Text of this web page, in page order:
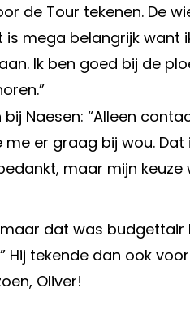
de Tour tekenen. De
is mega belangrijk want
Ik ben goed bij de
Naesen: “Alleen
er graag bij wou. Dat
maar mijn keuze
dat was budgettair
tekende dan ook
Oliver!